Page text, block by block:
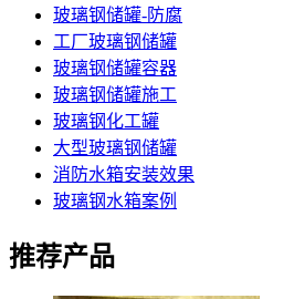
玻璃钢储罐-防腐
工厂玻璃钢储罐
玻璃钢储罐容器
玻璃钢储罐施工
玻璃钢化工罐
大型玻璃钢储罐
消防水箱安装效果
玻璃钢水箱案例
推荐产品